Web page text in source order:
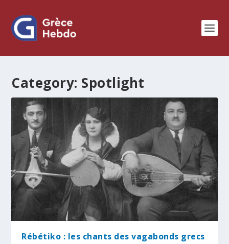
Category: Spotlight
Rébétiko : les chants des vagabonds grecs